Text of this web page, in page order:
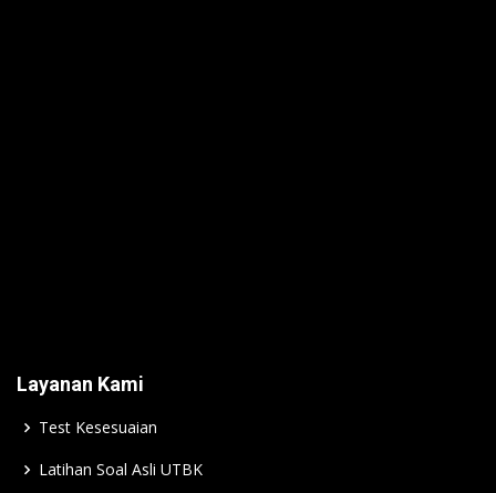
Layanan Kami
Test Kesesuaian
Latihan Soal Asli UTBK